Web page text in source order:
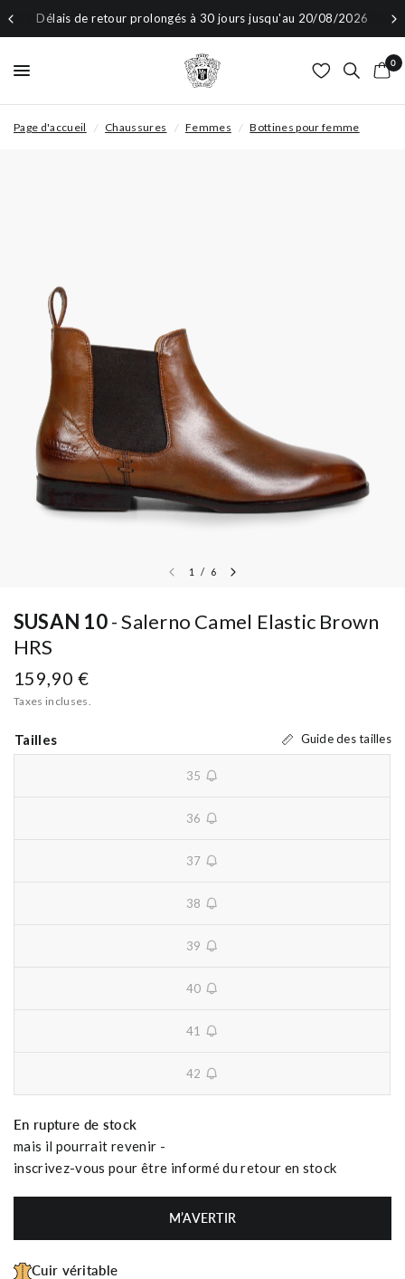
Délais de retour prolongés à 30 jours jusqu'au 20/08/2026
0
Page d'accueil / Chaussures / Femmes / Bottines pour femme
1 / 6
SUSAN 10 Salerno Camel Elastic Brown
HRS
159,90 €
Taxes incluses.
Tailles Guide des tailles
35
unavailable
36
unavailable
37
unavailable
38
unavailable
39
unavailable
40
unavailable
41
unavailable
42
unavailable
En rupture de stock
mais il pourrait revenir -
inscrivez-vous pour être informé du retour en stock
M’AVERTIR
Cuir véritable